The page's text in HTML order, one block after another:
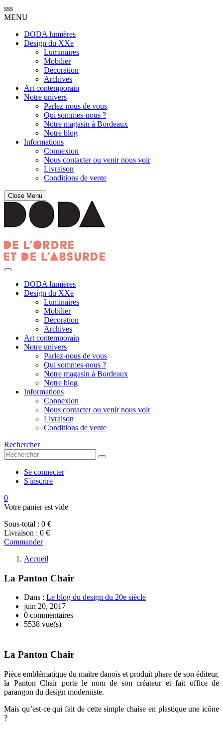
sss
MENU
DODA lumières
Design du XXe
Luminaires
Mobilier
Décoration
Archives
Art contemporain
Notre univers
Parlez-nous de vous
Qui sommes-nous ?
Notre magasin à Bordeaux
Notre blog
Informations
Connexion
Nous contacter ou venir nous voir
Livraison
Conditions de vente
Close Menu
DODA lumières
Design du XXe
Luminaires
Mobilier
Décoration
Archives
Art contemporain
Notre univers
Parlez-nous de vous
Qui sommes-nous ?
Notre magasin à Bordeaux
Notre blog
Informations
Connexion
Nous contacter ou venir nous voir
Livraison
Conditions de vente
Rechercher
Se connecter
S'inscrire
0
Votre panier est vide
Sous-total : 0 €
Livraison : 0 €
Commander
Accueil
La Panton Chair
Dans : Le blog du design du 20e siècle
juin 20, 2017
0 commentaires
5538 vue(s)
La Panton Chair
Pièce emblématique du maitre danois et produit phare de son éditeur,
la Panton Chair porte le nom de son créateur et fait office de
parangon du design moderniste.
Mais qu’est-ce qui fait de cette simple chaise en plastique une icône
?